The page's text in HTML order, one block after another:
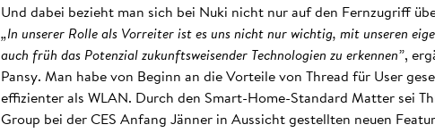
Und dabei bezieht man sich bei Nuki nicht nur auf den Fernzugriff
„In unserer Rolle als Vorreiter ist es uns nicht nur wichtig, mit unseren
auch früh das Potenzial zukunftsweisender Technologien zu erkennen”,
Pansy. Man habe von Beginn an die Vorteile von Thread für User
effizienter als WLAN. Durch den Smart-Home-Standard Matter sei
Group bei der CES Anfang Jänner in Aussicht gestellten neuen